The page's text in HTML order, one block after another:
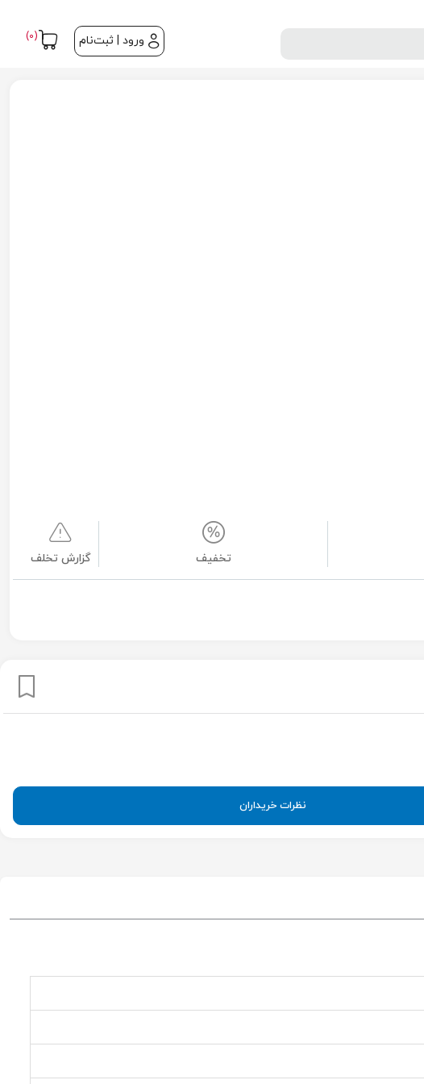
ورود | ثبت‌نام (0)
تخفیف گزارش تخلف
نظرات خریداران